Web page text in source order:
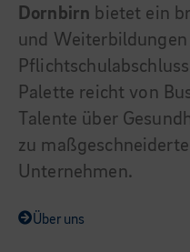
Dornbirn bietet ein
und Weiterbildungen
Palette reicht von
Talente über
zu
Unternehmen.
Über uns